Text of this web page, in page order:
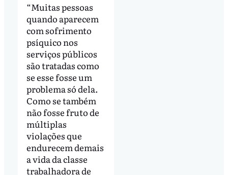
“Muitas pessoas
quando aparecem
com sofrimento
psíquico nos
serviços públicos
são tratadas como
se esse fosse um
problema só dela.
Como se também
não fosse fruto de
múltiplas
violações que
endurecem demais
a vida da classe
trabalhadora de